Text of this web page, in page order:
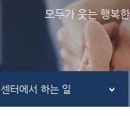
관련사이트
모두가 웃는 행복
센터에서 하는 일